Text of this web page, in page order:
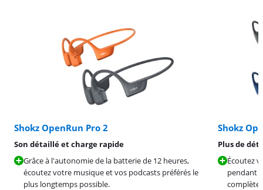
Shokz OpenRun Pro 2
Son détaillé et charge rapide
Grâce à l'autonomie de la batterie de 12 heures,
écoutez votre musique et vos podcasts préférés le
plus longtemps possible.
Shokz
Plus de
Écoutez
pendant
complète.